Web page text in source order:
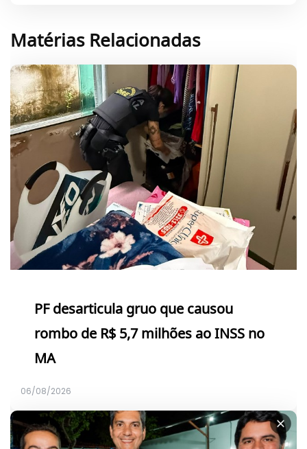
Matérias Relacionadas
PF desarticula gruo que causou
rombo de R$ 5,7 milhões ao INSS no
MA
06/08/2026